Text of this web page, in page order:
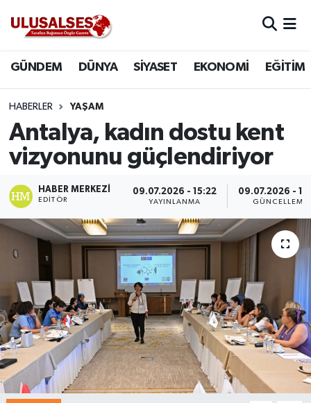
GÜNDEM DÜNYA SİYASET EKONOMİ EĞİTİM
HABERLER YAŞAM
Antalya, kadın dostu kent
vizyonunu güçlendiriyor
HABER MERKEZI
EDITÖR
09.07.2026 - 15:22
YAYINLANMA
09.07.2026 -
GÜNCELLEME
DÜNYA
SİYASET
EKONOMİ
EĞİTİM
SAĞLIK
MAGAZİN
SPOR
Trafik Durumu
Süper Lig Puan Durumu ve Fikstür
Tüm Manşetler
Son Dakika Haberleri
Haber Arşivi